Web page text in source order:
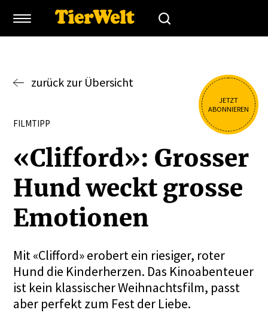
JETZT
ABONNIEREN
zurück zur Übersicht
FILMTIPP
«Clifford»: Grosser
Hund weckt grosse
Emotionen
Mit «Clifford» erobert ein riesiger, roter
Hund die Kinderherzen. Das Kinoabenteuer
ist kein klassischer Weihnachtsfilm, passt
aber perfekt zum Fest der Liebe.